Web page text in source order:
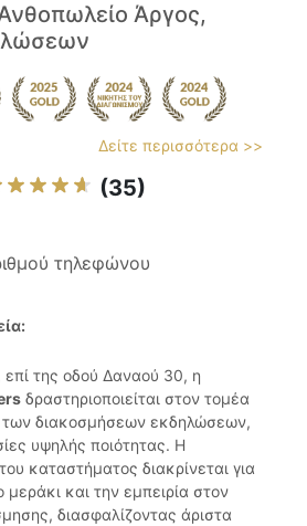
Άργος,
Δείτε περισσότερα >>
(35)
τηλεφώνου
της οδού Δαναού 30, η
δραστηριοποιείται στον τομέα
διακοσμήσεων εκδηλώσεων,
υψηλής ποιότητας. Η
καταστήματος διακρίνεται για
και την εμπειρία στον
διασφαλίζοντας άριστα